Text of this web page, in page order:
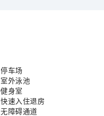
停车场
室外泳池
健身室
快速入住退房
无障碍通道